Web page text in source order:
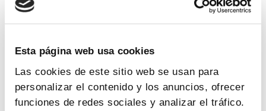
Esta página web usa cookies
Las cookies de este sitio web se usan para
personalizar el contenido y los anuncios, ofrecer
funciones de redes sociales y analizar el tráfico.
| 6 | 2020
Uno de cada cuatro envases de
medicamentos cuenta ya con alguna mejora
de carácter medioambiental